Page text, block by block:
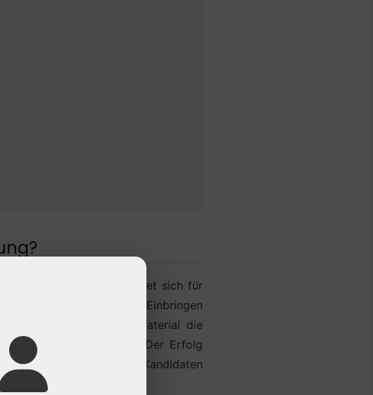
Die Methode eignet sich für
wünschen. Durch das Einbringen
regt das Fadenmaterial die
Praxis hat sich gezeigt: Der Erfolg
oder die falschen Kandidaten